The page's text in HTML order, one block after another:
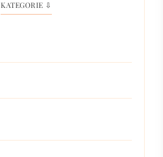
KATEGORIE ⇩